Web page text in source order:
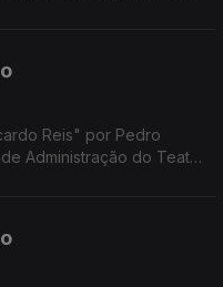
Reis" por Pedro
Administração do Teatro